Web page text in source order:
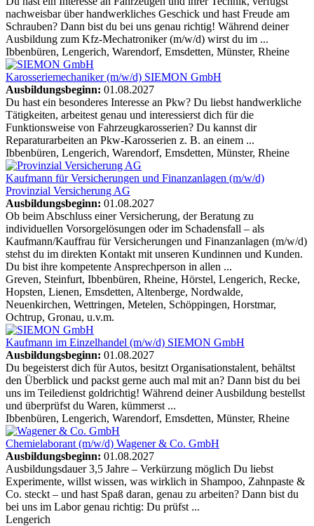
nachweisbar über handwerkliches Geschick und hast Freude am
Schrauben? Dann bist du bei uns genau richtig! Während deiner
Ausbildung zum Kfz-Mechatroniker (m/w/d) wirst du im ...
Ibbenbüren, Lengerich, Warendorf, Emsdetten, Münster, Rheine
Karosseriemechaniker (m/w/d) SIEMON GmbH
Ausbildungsbeginn: 01.08.2027
Du hast ein besonderes Interesse an Pkw? Du liebst handwerkliche
Tätigkeiten, arbeitest genau und interessierst dich für die
Funktionsweise von Fahrzeugkarosserien? Du kannst dir
Reparaturarbeiten an Pkw-Karosserien z. B. an einem ...
Ibbenbüren, Lengerich, Warendorf, Emsdetten, Münster, Rheine
Kaufmann für Versicherungen und Finanzanlagen (m/w/d)
Provinzial Versicherung AG
Ausbildungsbeginn: 01.08.2027
Ob beim Abschluss einer Versicherung, der Beratung zu
individuellen Vorsorgelösungen oder im Schadensfall – als
Kaufmann/Kauffrau für Versicherungen und Finanzanlagen (m/w/d)
stehst du im direkten Kontakt mit unseren Kundinnen und Kunden.
Du bist ihre kompetente Ansprechperson in allen ...
Greven, Steinfurt, Ibbenbüren, Rheine, Hörstel, Lengerich, Recke,
Hopsten, Lienen, Emsdetten, Altenberge, Nordwalde,
Neuenkirchen, Wettringen, Metelen, Schöppingen, Horstmar,
Ochtrup, Gronau, u.v.m.
Kaufmann im Einzelhandel (m/w/d) SIEMON GmbH
Ausbildungsbeginn: 01.08.2027
Du begeisterst dich für Autos, besitzt Organisationstalent, behältst
den Überblick und packst gerne auch mal mit an? Dann bist du bei
uns im Teiledienst goldrichtig! Während deiner Ausbildung bestellst
und überprüfst du Waren, kümmerst ...
Ibbenbüren, Lengerich, Warendorf, Emsdetten, Münster, Rheine
Chemielaborant (m/w/d) Wagener & Co. GmbH
Ausbildungsbeginn: 01.08.2027
Ausbildungsdauer 3,5 Jahre – Verkürzung möglich Du liebst
Experimente, willst wissen, was wirklich in Shampoo, Zahnpaste &
Co. steckt – und hast Spaß daran, genau zu arbeiten? Dann bist du
bei uns im Labor genau richtig: Du prüfst ...
Lengerich